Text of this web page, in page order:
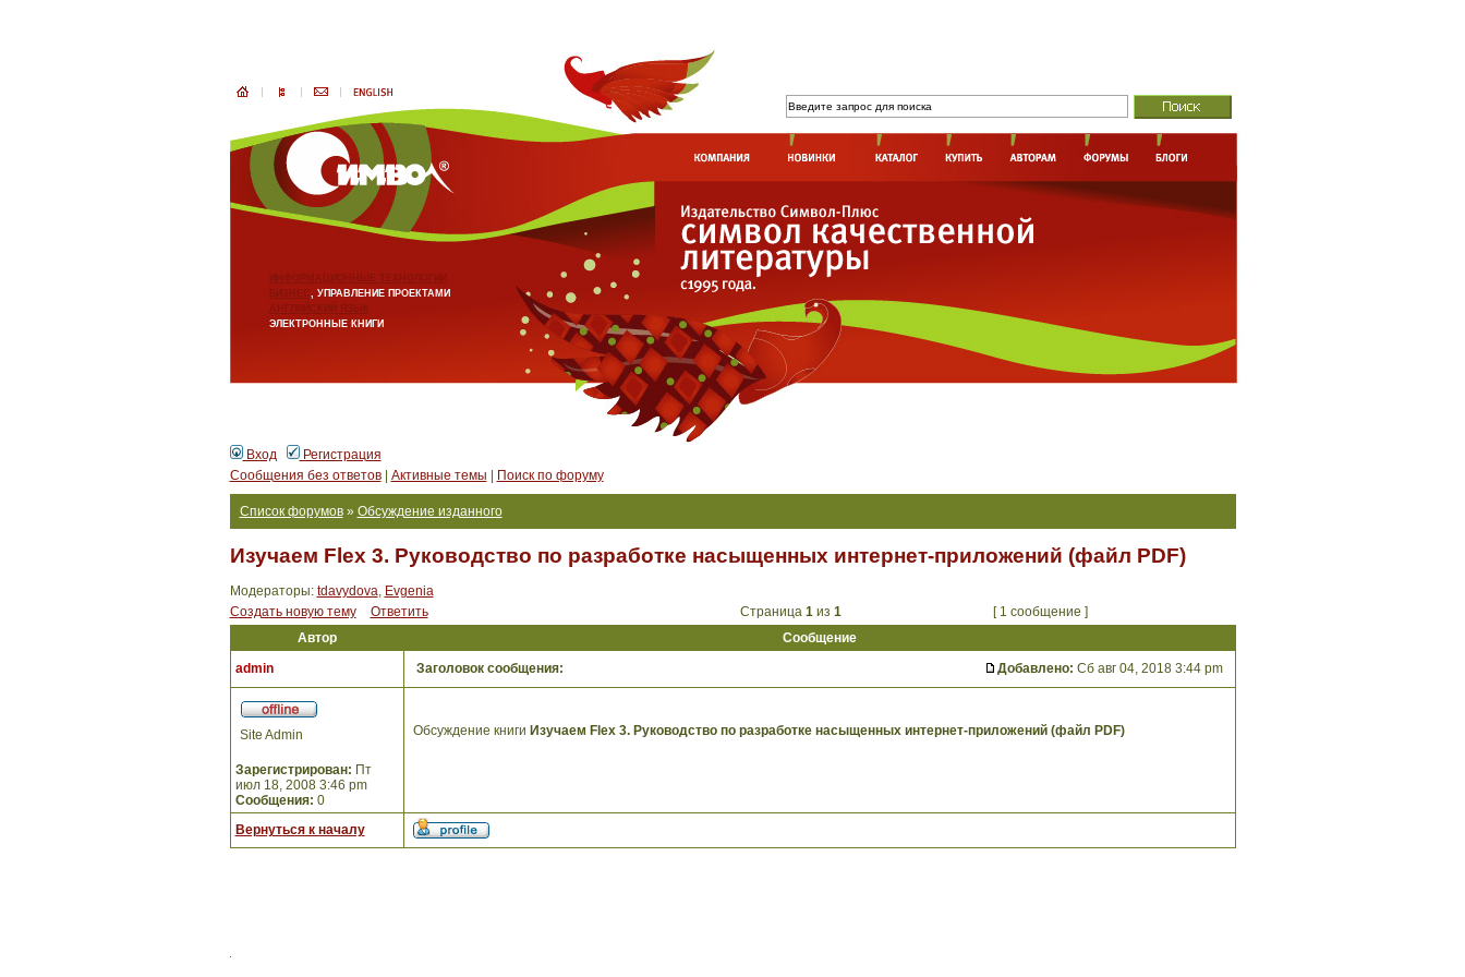
ИНФОРМАЦИОННЫЕ ТЕХНОЛОГИИ
БИЗНЕС, УПРАВЛЕНИЕ ПРОЕКТАМИ
АНГЛИЙСКИЙ ЯЗЫК
ЭЛЕКТРОННЫЕ КНИГИ
Вход
Регистрация
Сообщения без ответов| Активные темы Поиск по форуму
Список форумов» Обсуждение изданного
Изучаем Flex 3. Руководство по разработке насыщенных интернет-приложений (файл PDF)
Модераторы: tdavydova, Evgenia
Создать новую тему
Ответить Страница 1из 1
[ 1 сообщение ]
Автор
Сообщение
admin
Заголовок сообщения: Добавлено: Сб авг 04, 2018 3:44 pm
Site Admin
Зарегистрирован: Пт
июл 18, 2008 3:46 pm
Сообщения: 0
Обсуждение книги Изучаем Flex 3. Руководство по разработке насыщенных интернет-приложений (файл PDF)
Вернуться к началу